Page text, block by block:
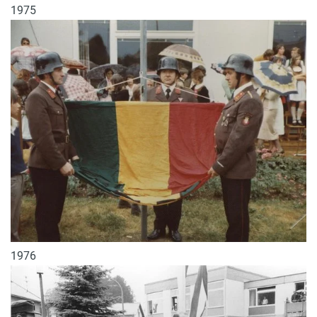
1975
1976